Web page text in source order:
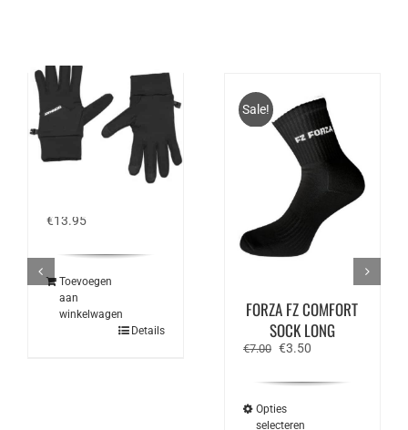
DONNAY THERMAL
€13.95
Toevoegen
aan
winkelwagen
Details
Sale!
FORZA FZ COMFORT
SOCK LONG
€7.00 Oorspronkelijke
€3.50Huidige
Opties
selecteren